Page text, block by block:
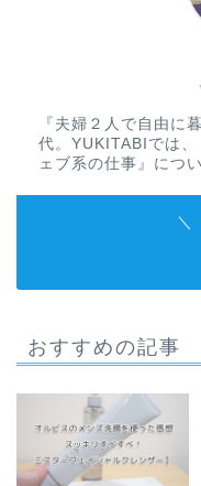
『夫婦２人で自由に
代。YUKITABIでは
ェブ系の仕事』につ
＼
おすすめの記事